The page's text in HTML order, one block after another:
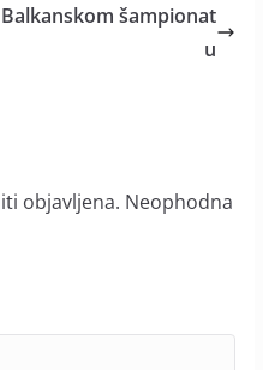
šampionat
u
objavljena. Neophodna